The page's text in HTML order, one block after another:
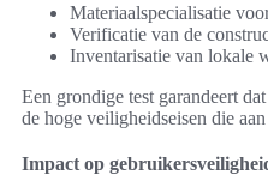
Materiaalspecialisatie
Verificatie van de
Inventarisatie van lokale
Een grondige test garandeert
de hoge veiligheidseisen die
Impact op